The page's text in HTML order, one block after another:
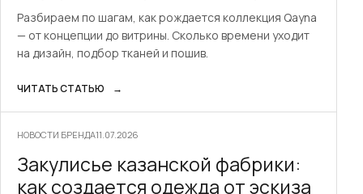
Разбираем по шагам, как рождается коллекция Qayna
— от концепции до витрины. Сколько времени уходит
на дизайн, подбор тканей и пошив.
ЧИТАТЬ СТАТЬЮ →
НОВОСТИ БРЕНДА11.07.2026
Закулисье казанской фабрики:
как создается одежда от эскиза